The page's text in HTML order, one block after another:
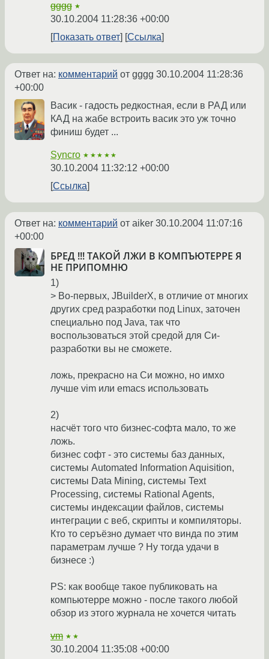
gggg ★
30.10.2004 11:28:36 +00:00
Показать ответ
Ссылка
Ответ на: комментарий от gggg 30.10.2004 11:28:36
+00:00
Васик - гадость редкостная, если в РАД или
КАД на жабе встроить васик это уж точно
финиш будет ...
Syncro ★★★★★
30.10.2004 11:32:12 +00:00
Ссылка
Ответ на: комментарий от aiker 30.10.2004 11:07:16
+00:00
БРЕД !!! ТАКОЙ ЛЖИ В КОМПЪЮТЕРРЕ Я
НЕ ПРИПОМНЮ
1)
> Во-первых, JBuilderX, в отличие от многих
других сред разработки под Linux, заточен
специально под Java, так что
воспользоваться этой средой для Си-
разработки вы не сможете.
ложь, прекрасно на Си можно, но имхо
лучше vim или emacs использовать
2)
насчёт того что бизнес-софта мало, то же
ложь.
бизнес софт - это системы баз данных,
системы Automated Information Aquisition,
системы Data Mining, системы Text
Processing, системы Rational Agents,
системы индексации файлов, системы
интеграции с веб, скрипты и компиляторы.
Кто то серъёзно думает что винда по этим
параметрам лучше ? Ну тогда удачи в
бизнесе :)
PS: как вообще такое публиковать на
компьютерре можно - после такого любой
обзор из этого журнала не хочется читать
vm ★★
30.10.2004 11:35:08 +00:00